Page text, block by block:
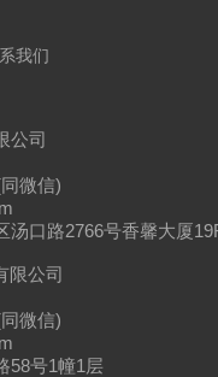
我们
公司
微信)
汤口路2766号香馨大厦
限公司
微信)
58号1幢1层